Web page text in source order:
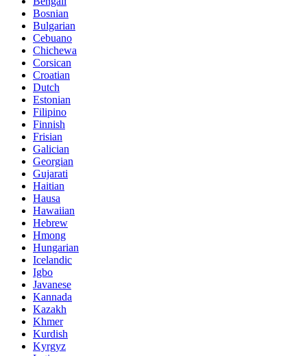
Bosnian
Bulgarian
Cebuano
Chichewa
Corsican
Croatian
Dutch
Estonian
Filipino
Finnish
Frisian
Galician
Georgian
Gujarati
Haitian
Hausa
Hawaiian
Hebrew
Hmong
Hungarian
Icelandic
Igbo
Javanese
Kannada
Kazakh
Khmer
Kurdish
Kyrgyz